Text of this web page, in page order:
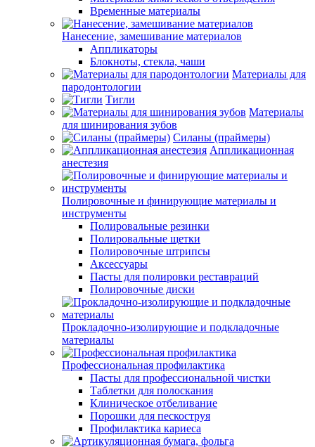
Временные материалы
Нанесение, замешивание материалов
Аппликаторы
Блокноты, стекла, чаши
Материалы для
пародонтологии
Тигли
Материалы
для шинирования зубов
Силаны (праймеры)
Аппликационная
анестезия
Полировочные и финирующие материалы и
инструменты
Полировальные резинки
Полировальные щетки
Полировочные штрипсы
Аксессуары
Пасты для полировки реставраций
Полировочные диски
Прокладочно-изолирующие и подкладочные
материалы
Профессиональная профилактика
Пасты для профессиональной чистки
Таблетки для полоскания
Клиническое отбеливание
Порошки для пескоструя
Профилактика кариеса